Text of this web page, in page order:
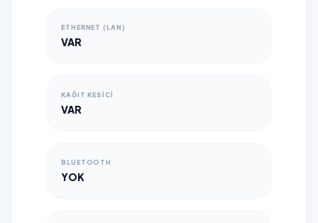
ETHERNET (LAN)
VAR
KAĞIT KESICI
VAR
BLUETOOTH
YOK